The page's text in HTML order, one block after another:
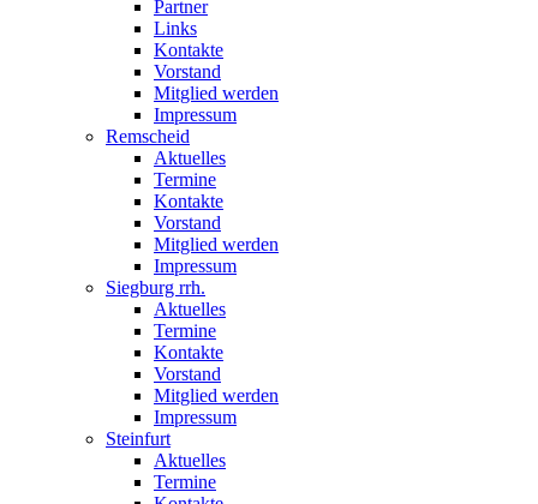
Partner
Links
Kontakte
Vorstand
Mitglied werden
Impressum
Remscheid
Aktuelles
Termine
Kontakte
Vorstand
Mitglied werden
Impressum
Siegburg rrh.
Aktuelles
Termine
Kontakte
Vorstand
Mitglied werden
Impressum
Steinfurt
Aktuelles
Termine